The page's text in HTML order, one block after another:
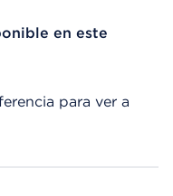
en este
para ver a